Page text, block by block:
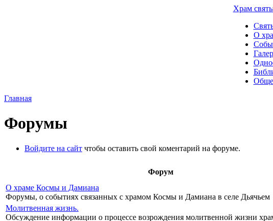
Храм
О
Главная
Форумы
Войдите на сайт чтобы оставить свой коментарий на форуме.
Форум
О храме Космы и Дамиана
Форумы, о событиях связанных с храмом Космы и Дамиана в селе Дьячьем
Молитвенная жизнь.
Обсуждение информации о процессе возрождения молитвенной жизни